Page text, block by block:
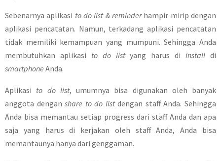
Sebenarnya aplikasi to do list & reminderhampir mirip dengan
aplikasi pencatatan. Namun, terkadang aplikasi pencatatan
tidak memiliki kemampuan yang mumpuni. Sehingga Anda
membutuhkan aplikasi to do listyang harus diinstall di
smartphone Anda.
Aplikasi to do list, umumnya bisa digunakan oleh banyak
anggota denganshare to do listdengan staff Anda. Sehingga
Anda bisa memantau setiap progress dari staff Anda dan apa
saja yang harus di kerjakan oleh staff Anda, Anda bisa
memantaunya hanya dari genggaman.